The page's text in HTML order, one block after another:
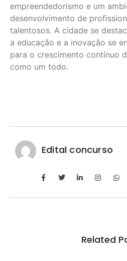
empreendedorismo e um
desenvolvimento de
talentosos. A cidade se
a educação e a inovação se
para o crescimento contínuo
como um todo.
Edital concurso
Related